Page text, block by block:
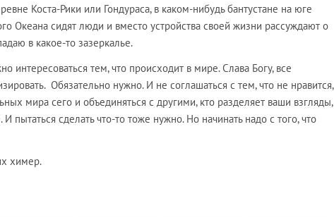
Коста-Рики или Гондураса, в каком-нибудь бантустане на юге
Океана сидят люди и вместо устройства своей жизни рассуждают о
в какое-то зазеркалье.
интересоваться тем, что происходит в мире. Слава Богу, все
Обязательно нужно. И не соглашаться с тем, что не нравится,
мира сего и объединяться с другими, кто разделяет ваши взгляды,
пытаться сделать что-то тоже нужно. Но начинать надо с того, что
химер.